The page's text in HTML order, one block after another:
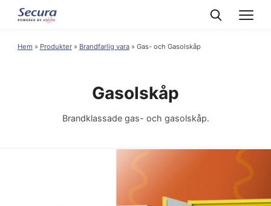
Hem » Produkter» Brandfarlig vara» Gas- och Gasolskåp
Gasolskåp
Brandklassade gas- och gasolskåp.